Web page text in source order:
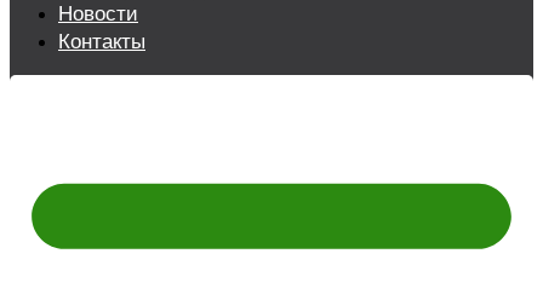
Новости
Контакты